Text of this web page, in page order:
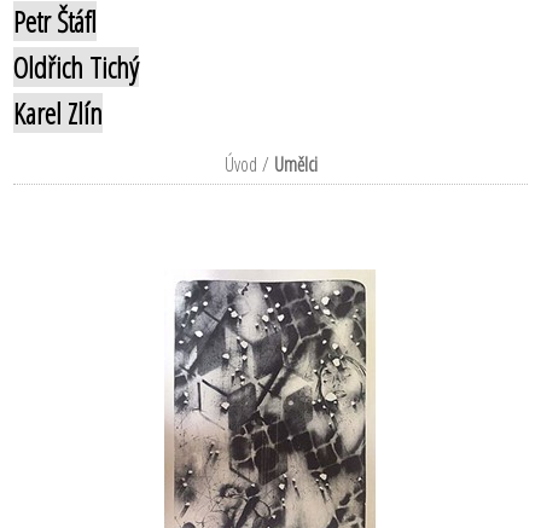
Petr Štáfl
Oldřich Tichý
Karel Zlín
Úvod / Umělci